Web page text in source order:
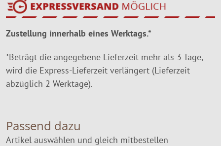
Zustellung innerhalb eines Werktags.*
*Beträgt die angegebene Lieferzeit mehr als 3 Tage,
wird die Express-Lieferzeit verlängert (Lieferzeit
abzüglich 2 Werktage).
Passend dazu
Artikel auswählen und gleich mitbestellen